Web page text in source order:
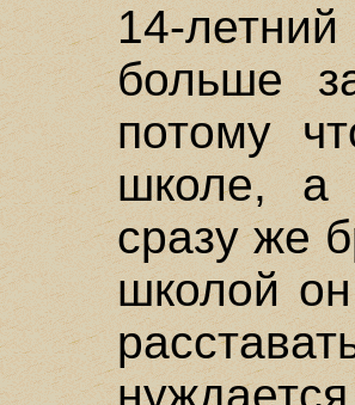
14-
больше
потому
школе, а
сразу же
школой